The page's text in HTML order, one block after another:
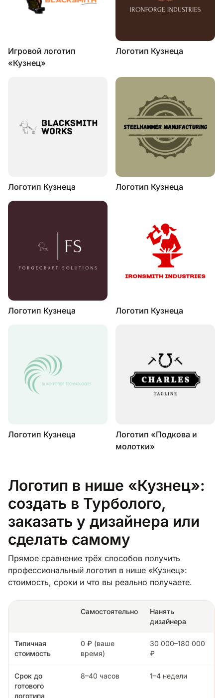
Игровой логотип
«Кузнец»
Логотип Кузнеца
Логотип Кузнеца Логотип Кузнеца
Логотип Кузнеца Логотип Кузнеца
Логотип Кузнеца
Логотип «Подкова и
молотки»
Логотип в нише «Кузнец»:
создать в Турболого,
заказать у дизайнера или
сделать самому
Прямое сравнение трёх способов получить
профессиональный логотип в нише «Кузнец»:
стоимость, сроки и что вы реально получаете.
Самостоятельно
Нанять
дизайнера
Типичная
стоимость
0 ₽ (ваше
время)
30 000–180 000
₽
Срок до
готового
логотипа
8–40 часов 1–4 недели